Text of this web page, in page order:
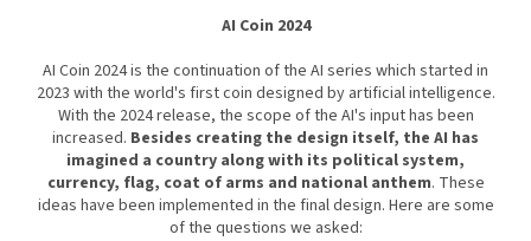
AI Coin 2024
AI Coin 2024 is the continuation of the AI series which started in
2023 with the world's first coin designed by artificial intelligence.
With the 2024 release, the scope of the AI's input has been
increased. Besides creating the design itself, the AI has
imagined a country along with its political system,
currency, flag, coat of arms and national anthem. These
ideas have been implemented in the final design. Here are some
of the questions we asked: